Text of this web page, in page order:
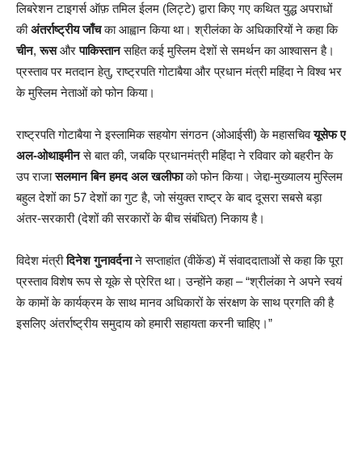
लिबरेशन टाइगर्स ऑफ़ तमिल ईलम (लिट्टे) द्वारा किए गए कथित युद्ध अपराधों
कीअंतर्राष्ट्रीय जाँचका आह्वान किया था। श्रीलंका के अधिकारियों ने कहा कि
चीन,रूसऔरपाकिस्तानसहित कई मुस्लिम देशों से समर्थन का आश्वासन है।
प्रस्ताव पर मतदान हेतु, राष्ट्रपति गोटाबैया और प्रधान मंत्री महिंदा ने विश्व भर
के मुस्लिम नेताओं को फोन किया।
राष्ट्रपति गोटाबैया ने इस्लामिक सहयोग संगठन (ओआईसी) के महासचिवयूसेफ ए
अल-ओथाइमीनसे बात की, जबकि प्रधानमंत्री महिंदा ने रविवार को बहरीन के
उप राजासलमान बिन हमद अल खलीफाको फोन किया। जेद्दा-मुख्यालय मुस्लिम
बहुल देशों का 57 देशों का गुट है, जो संयुक्त राष्ट्र के बाद दूसरा सबसे बड़ा
अंतर-सरकारी (देशों की सरकारों के बीच संबंधित) निकाय है।
विदेश मंत्रीदिनेश गुनावर्दनाने सप्ताहांत (वीकेंड) में संवाददाताओं से कहा कि पूरा
प्रस्ताव विशेष रूप से यूके से प्रेरित था। उन्होंने कहा – “श्रीलंका ने अपने स्वयं
के कामों के कार्यक्रम के साथ मानव अधिकारों के संरक्षण के साथ प्रगति की है
इसलिए अंतर्राष्ट्रीय समुदाय को हमारी सहायता करनी चाहिए।”